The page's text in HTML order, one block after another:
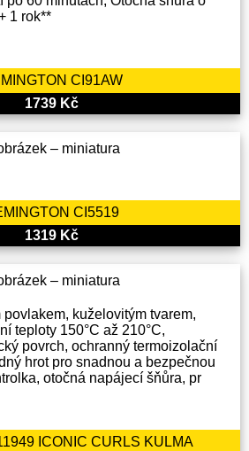
1 rok**
CI91AW
1739 Kč
CI5519
1319 Kč
kuželovitým tvarem,
teploty 150°C až 210°C,
povrch, ochranný termoizolační
hrot pro snadnou a bezpečnou
otočná napájecí šňůra, pr
ICONIC CURLS KULMA